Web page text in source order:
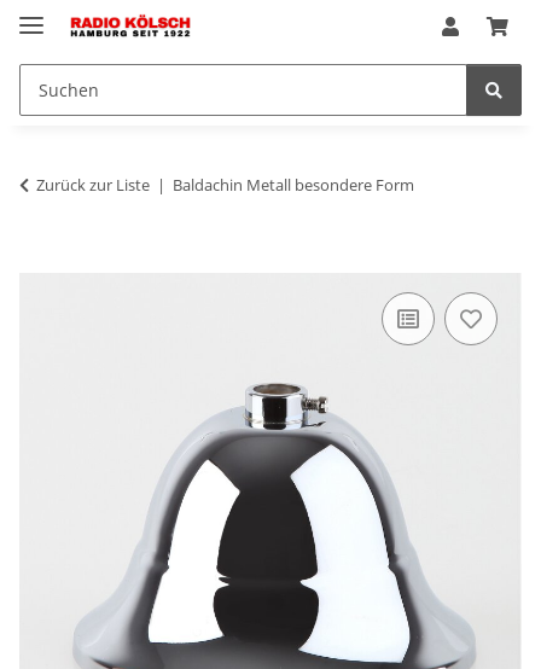
Zurück zur Liste Baldachin Metall besondere Form